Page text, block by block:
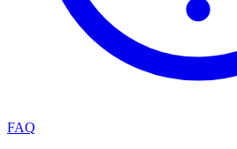
FAQ